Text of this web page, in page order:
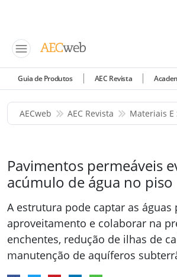
Guia de Produtos AEC Revista
AECweb AEC Revista Materiais E
Pavimentos permeáveis
acúmulo de água no piso
A estrutura pode captar as águas
aproveitamento e colaborar na
enchentes, redução de ilhas de
manutenção de aquíferos